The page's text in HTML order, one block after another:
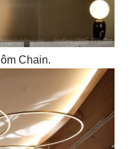
Chain.